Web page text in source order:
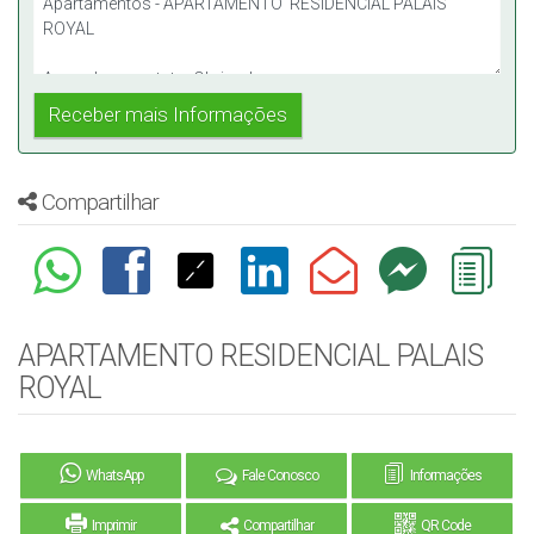
Compartilhar
APARTAMENTO RESIDENCIAL PALAIS
ROYAL
WhatsApp Fale Conosco Informações
Imprimir Compartilhar QR Code